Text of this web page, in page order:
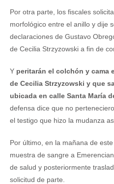
Por otra parte, los fiscales
morfológico entre el anillo y dije
declaraciones de Gustavo
de Cecilia Strzyzowski a fin de
Y peritarán el colchón y cama
de Cecilia Strzyzowski y que
ubicada en calle Santa María
defensa dice que no
el testigo que hizo la mudanza
Por último, en la mañana de
muestra de sangre a
de salud y posteriormente
solicitud de parte.